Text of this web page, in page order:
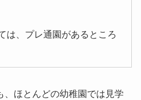
は、プレ通園があるところ
、ほとんどの幼稚園では見学